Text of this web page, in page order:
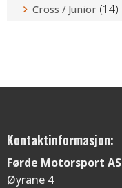
Cross / Junior (14)
Kontaktinformasjon:
Førde Motorsport AS
Øyrane 4